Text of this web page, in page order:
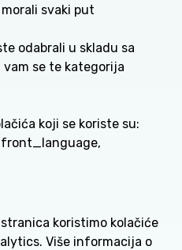
svaki put
odabrali u skladu sa
se te kategorija
koji se koriste su:
koristimo kolačiće
Više informacija o